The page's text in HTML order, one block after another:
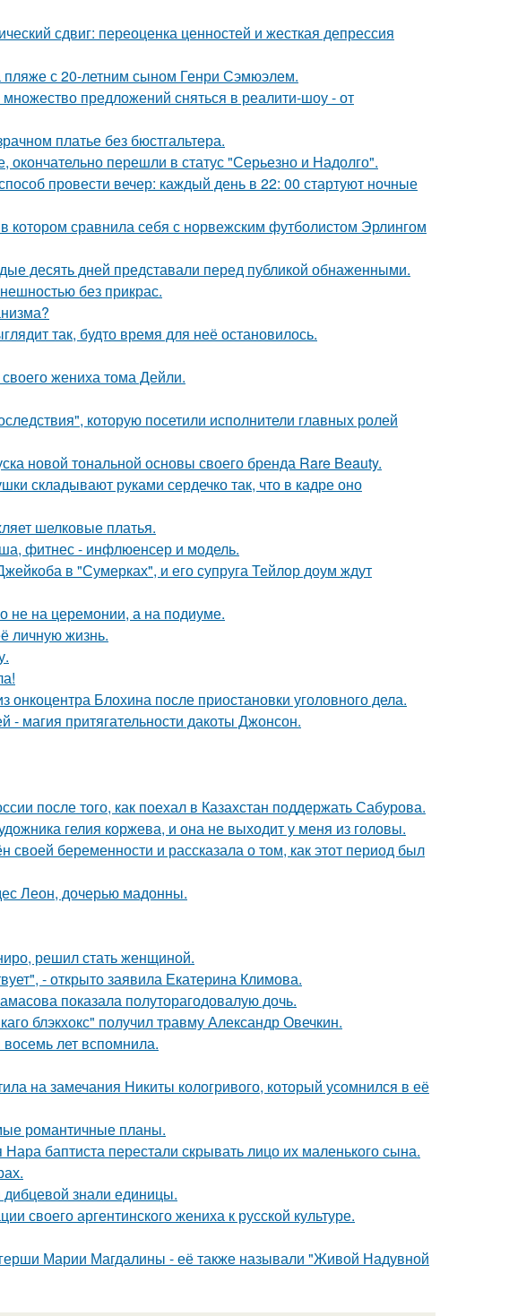
сдвиг: переоценка ценностей и жесткая депрессия
пляже с 20-летним сыном Генри Сэмюэлем.
предложений сняться в реалити-шоу - от
платье без бюстгальтера.
окончательно перешли в статус "Серьезно и Надолго".
провести вечер: каждый день в 22: 00 стартуют ночные
сравнила себя с норвежским футболистом Эрлингом
десять дней представали перед публикой обнаженными.
без прикрас.
так, будто время для неё остановилось.
жениха тома Дейли.
которую посетили исполнители главных ролей
новой тональной основы своего бренда Rare Beauty.
складывают руками сердечко так, что в кадре оно
шелковые платья.
фитнес - инфлюенсер и модель.
в "Сумерках", и его супруга Тейлор доум ждут
не на церемонии, а на подиуме.
личную жизнь.
Блохина после приостановки уголовного дела.
магия притягательности дакоты Джонсон.
после того, как поехал в Казахстан поддержать Сабурова.
гелия коржева, и она не выходит у меня из головы.
беременности и рассказала о том, как этот период был
Леон, дочерью мадонны.
решил стать женщиной.
- открыто заявила Екатерина Климова.
показала полуторагодовалую дочь.
блэкхокс" получил травму Александр Овечкин.
лет вспомнила.
на замечания Никиты кологривого, который усомнился в её
романтичные планы.
баптиста перестали скрывать лицо их маленького сына.
знали единицы.
своего аргентинского жениха к русской культуре.
Марии Магдалины - её также называли "Живой Надувной